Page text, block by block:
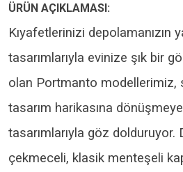
ÜRÜN AÇIKLAMASI:
Kıyafetlerinizi depolamanızın
tasarımlarıyla evinize şık bir
olan Portmanto modellerimiz,
tasarım harikasına dönüşmeye
tasarımlarıyla göz dolduruyor.
çekmeceli, klasik menteşeli